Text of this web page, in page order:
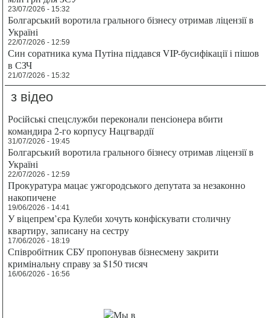
23/07/2026 - 15:32
Болгарський воротила грального бізнесу отримав ліцензії в
Україні
22/07/2026 - 12:59
Син соратника кума Путіна піддався VIP-бусифікації і пішов
в СЗЧ
21/07/2026 - 15:32
з відео
Російські спецслужби переконали пенсіонера вбити
командира 2-го корпусу Нацгвардії
31/07/2026 - 19:45
Болгарський воротила грального бізнесу отримав ліцензії в
Україні
22/07/2026 - 12:59
Прокуратура мацає ужгородського депутата за незаконно
накопичене
19/06/2026 - 14:41
У віцепрем’єра Кулеби хочуть конфіскувати столичну
квартиру, записану на сестру
17/06/2026 - 18:19
Співробітник СБУ пропонував бізнесмену закрити
кримінальну справу за $150 тисяч
16/06/2026 - 16:56